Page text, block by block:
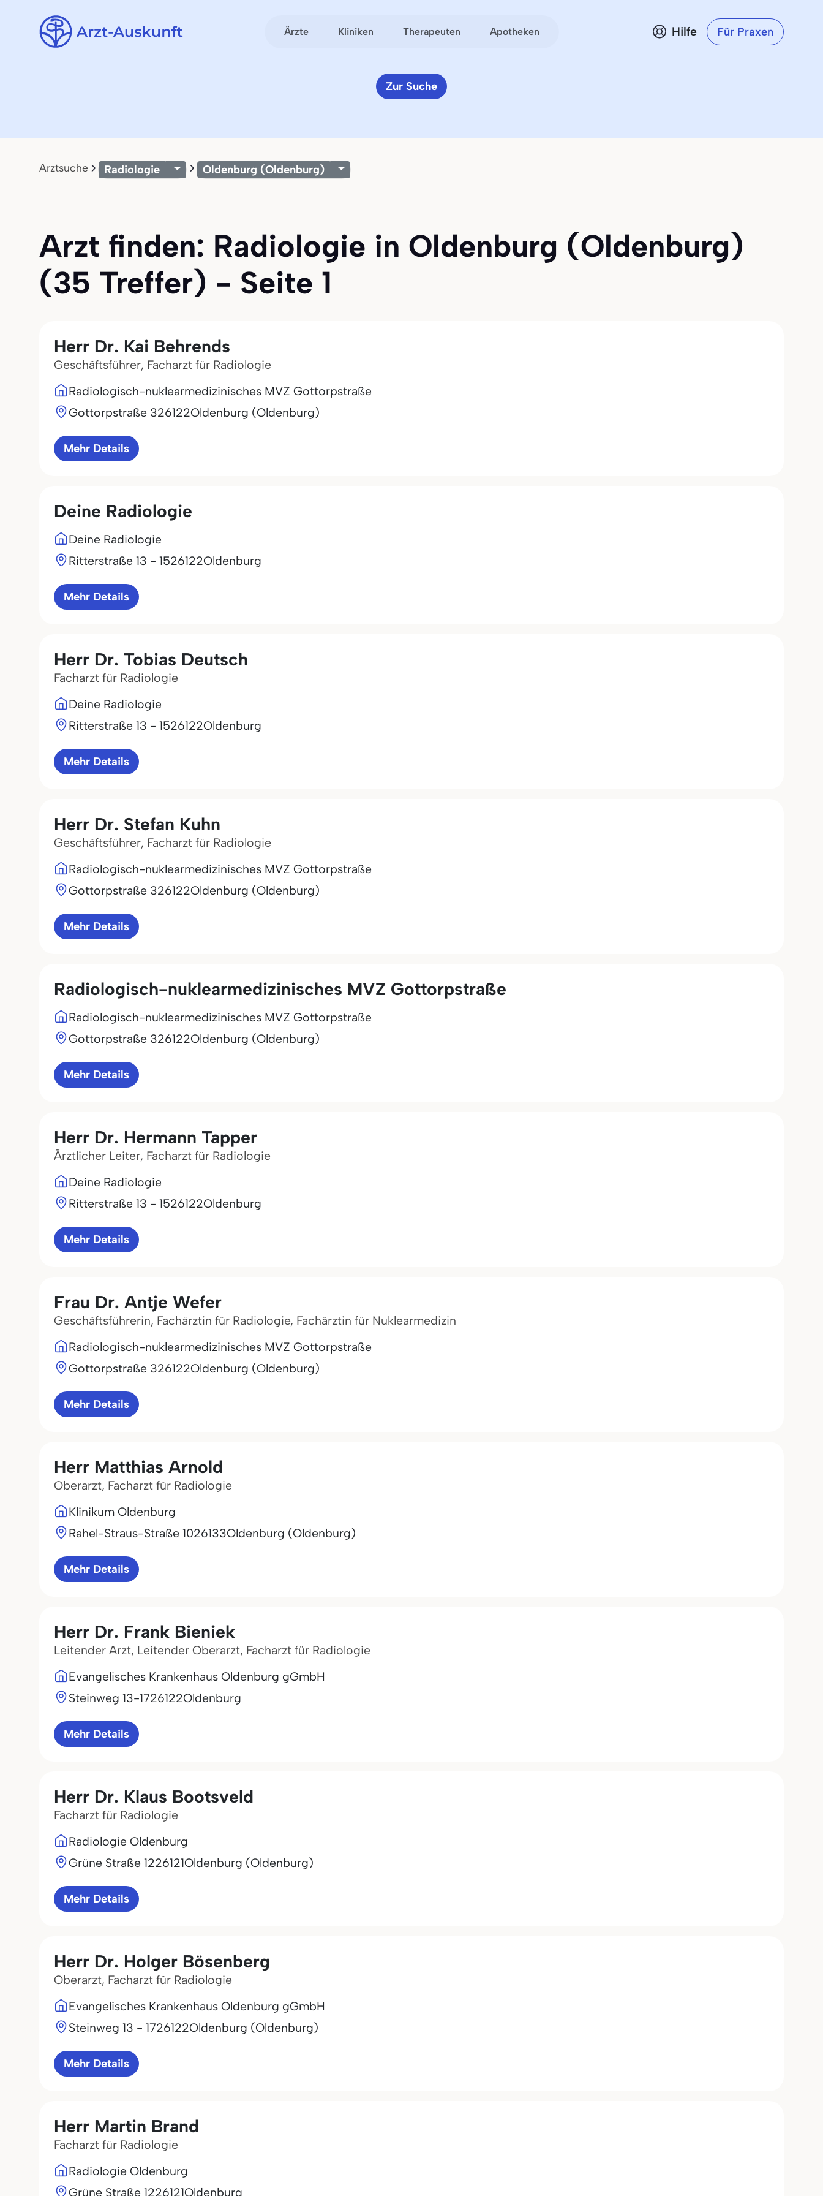
Ärzte Kliniken Therapeuten Apotheken Hilfe Für Praxen
Zur Suche
Arztsuche Radiologie Oldenburg (Oldenburg)
Arzt finden: Radiologie in Oldenburg (Oldenburg)
(35 Treffer) - Seite 1
Herr Dr. Kai Behrends
Geschäftsführer, Facharzt für Radiologie
Radiologisch-nuklearmedizinisches MVZ Gottorpstraße
Gottorpstraße 326122Oldenburg (Oldenburg)
Mehr Details
Deine Radiologie
Deine Radiologie
Ritterstraße 13 - 1526122Oldenburg
Mehr Details
Herr Dr. Tobias Deutsch
Facharzt für Radiologie
Deine Radiologie
Ritterstraße 13 - 1526122Oldenburg
Mehr Details
Herr Dr. Stefan Kuhn
Geschäftsführer, Facharzt für Radiologie
Radiologisch-nuklearmedizinisches MVZ Gottorpstraße
Gottorpstraße 326122Oldenburg (Oldenburg)
Mehr Details
Radiologisch-nuklearmedizinisches MVZ Gottorpstraße
Radiologisch-nuklearmedizinisches MVZ Gottorpstraße
Gottorpstraße 326122Oldenburg (Oldenburg)
Mehr Details
Herr Dr. Hermann Tapper
Ärztlicher Leiter, Facharzt für Radiologie
Deine Radiologie
Ritterstraße 13 - 1526122Oldenburg
Mehr Details
Frau Dr. Antje Wefer
Geschäftsführerin, Fachärztin für Radiologie, Fachärztin für Nuklearmedizin
Radiologisch-nuklearmedizinisches MVZ Gottorpstraße
Gottorpstraße 326122Oldenburg (Oldenburg)
Mehr Details
Herr Matthias Arnold
Oberarzt, Facharzt für Radiologie
Klinikum Oldenburg
Rahel-Straus-Straße 1026133Oldenburg (Oldenburg)
Mehr Details
Herr Dr. Frank Bieniek
Leitender Arzt, Leitender Oberarzt, Facharzt für Radiologie
Evangelisches Krankenhaus Oldenburg gGmbH
Steinweg 13-1726122Oldenburg
Mehr Details
Herr Dr. Klaus Bootsveld
Facharzt für Radiologie
Radiologie Oldenburg
Grüne Straße 1226121Oldenburg (Oldenburg)
Mehr Details
Herr Dr. Holger Bösenberg
Oberarzt, Facharzt für Radiologie
Evangelisches Krankenhaus Oldenburg gGmbH
Steinweg 13 - 1726122Oldenburg (Oldenburg)
Mehr Details
Herr Martin Brand
Facharzt für Radiologie
Radiologie Oldenburg
Grüne Straße 1226121Oldenburg